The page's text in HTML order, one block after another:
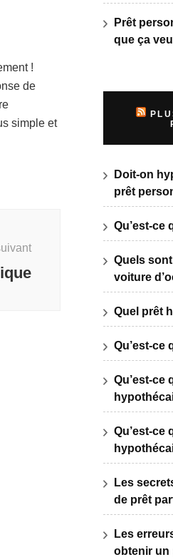
!
de
simple et
Prêt
que ça
Doit-on
prêt
Qu’est-ce
Quels
voiture
Quel prêt
Qu’est-ce
Qu’est-ce
Qu’est-ce
Les
de prêt
Les
obtenir un